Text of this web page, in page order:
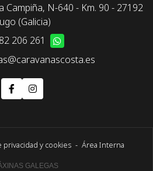
Campiña, N-640 - Km. 90 - 27192
(Galicia)
206 261
privacidad y cookies - Área Interna
GALEGAS